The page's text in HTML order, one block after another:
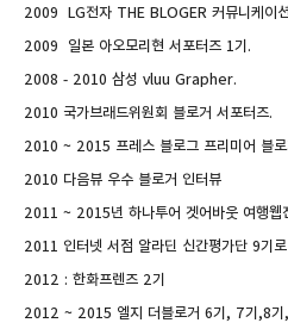
2009 LG전자 THE BLOGER 커뮤니케이
2009 일본 아오모리현 서포터즈 1기.
2008 - 2010 삼성 vluu Grapher.
2010 국가브래드위원회 블로거 서포터즈.
2010 ~ 2015 프레스 블로그 프리미어 블로
2010 다음뷰 우수 블로거 인터뷰
2011 ~ 2015년 하나투어 겟어바웃 여행웹
2011 인터넷 서점 알라딘 신간평가단 9기
2012 : 한화프렌즈 2기
2012 ~ 2015 엘지 더블로거 6기, 7기,8기